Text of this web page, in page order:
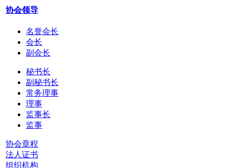
协会领导
名誉会长
会长
副会长
秘书长
副秘书长
常务理事
理事
监事长
监事
协会章程
法人证书
组织机构